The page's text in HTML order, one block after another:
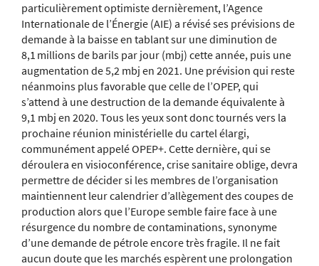
particulièrement optimiste dernièrement, l’Agence
Internationale de l’Énergie (AIE) a révisé ses prévisions de
demande à la baisse en tablant sur une diminution de
8,1 millions de barils par jour (mbj) cette année, puis une
augmentation de 5,2 mbj en 2021. Une prévision qui reste
néanmoins plus favorable que celle de l’OPEP, qui
s’attend à une destruction de la demande équivalente à
9,1 mbj en 2020. Tous les yeux sont donctournés vers la
prochaine réunion ministérielle du cartel élargi,
communément appelé OPEP+. Cette dernière, qui se
déroulera en visioconférence, crise sanitaire oblige, devra
permettre de décider si les membres de l’organisation
maintiennent leur calendrier d’allègement des coupes de
production alors que l’Europe semble faire face à une
résurgence du nombre de contaminations, synonyme
d’une demande de pétrole encore très fragile. Il ne fait
aucun doute que les marchés espèrent une prolongation